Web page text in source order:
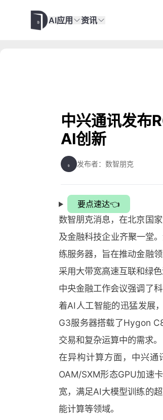
AI应用 资讯
中兴通讯发布
AI创新
发布者：数智朋克
要点速达👈
数智朋克消息，在北京国
及金融科技企业齐聚一堂
练服务器，旨在推动金融
采用大带宽高速互联和绿
中央金融工作会议强调了
着AI人工智能的迅猛发展
G3服务器搭载了Hygon
交易和复杂运算中的需求。
在异构计算方面，中兴
OAM/SXM形态GPU加速
宽，满足AI大模型训练的
能计算等领域。